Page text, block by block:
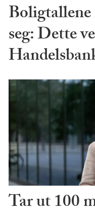
seg: Dette
Tar ut 100